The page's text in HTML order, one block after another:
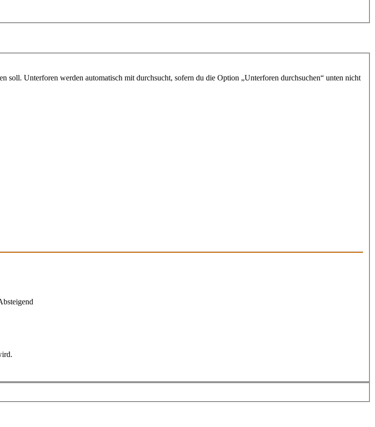
soll. Unterforen werden automatisch mit durchsucht, sofern du die Option „Unterforen durchsuchen“ unten nicht